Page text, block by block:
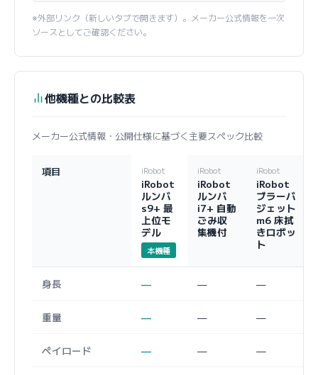
※外部リンク（新しいタブで開きます）。メーカー公式情報を一次
ソースとしてご確認ください。
他機種との比較表
メーカー公式情報・公開仕様に基づく主要スペック比較
項目 iRobot
iRobot
ルンバ
s9+ 最
上位モ
デル
本機種
iRobot
iRobot
ルンバ
i7+ 自動
ごみ収
集機付
iRobot
iRobot
ブラーバ
ジェット
m6 床拭
きロボッ
ト
身長 — — —
重量 — — —
ペイロード — — —